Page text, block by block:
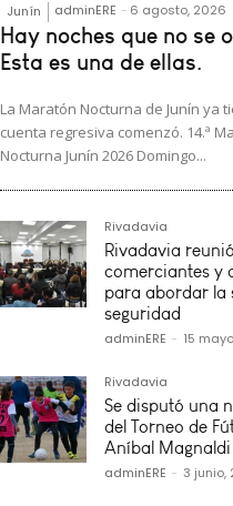
Junín adminERE - 6 agosto, 2026
Hay noches que no se
Esta es una de ellas.
La Maratón Nocturna de Junín ya
cuenta regresiva comenzó. 14.ª
Nocturna Junín 2026 Domingo...
Rivadavia
Rivadavia
comerciantes y
para abordar la
seguridad
adminERE - 15
Rivadavia
Se disputó una
del Torneo de
Aníbal
adminERE - 3 junio,